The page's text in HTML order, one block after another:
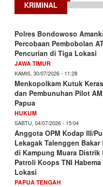
KRIMINAL
Polres Bondowoso
Percobaan Pembobolan
Pencurian di Tiga Lokasi
JAWA TIMUR
KAMIS, 30/07/2026 - 11:28
Menkopolkam Kutuk
dan Pembunuhan Pilot
Papua
HUKUM
SABTU, 04/07/2026 - 15:04
Anggota OPM Kodap III/
Lekagak Talenggen Bakar
di Kampung Muara Distrik
Patroli Koops TNI
Lokasi
PAPUA TENGAH